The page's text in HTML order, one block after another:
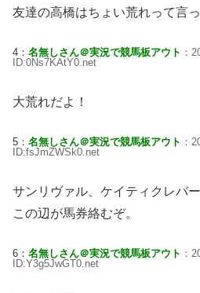
友達の高橋はちょい荒れって言
4： 名無しさん＠実況で競馬板アウト ：
ID:0Ns7KAtY0.net
大荒れだよ！
5： 名無しさん＠実況で競馬板アウト ：
ID:fsJmZWSk0.net
サンリヴァル、ケイティクレバ
この辺が馬券絡むぞ。
6： 名無しさん＠実況で競馬板アウト ：
ID:Y3g5JwGT0.net